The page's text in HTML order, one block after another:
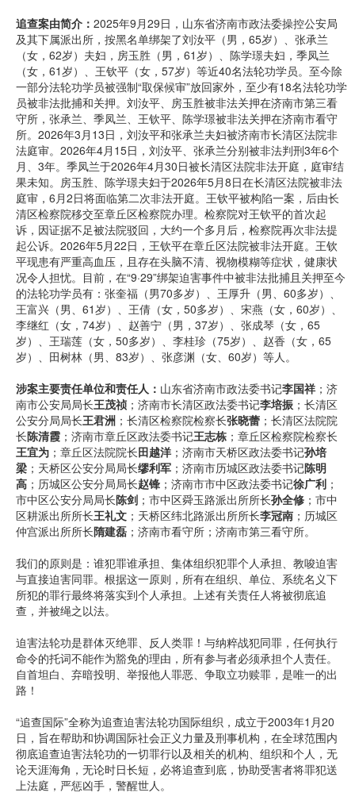
追查案由简介： 2025年9月29日，山东省济南市政法委操控公安局
及其下属派出所，按黑名单绑架了刘汝平（男，65岁）、张承兰
（女，62岁）夫妇，房玉胜（男，61岁）、陈学璟夫妇，季凤兰
（女，61岁）、王钦平（女，57岁）等近40名法轮功学员。至今除
一部分法轮功学员被强制“取保候审”放回家外，至少有18名法轮功学
员被非法批捕和关押。刘汝平、房玉胜被非法关押在济南市第三看
守所，张承兰、季凤兰、王钦平、陈学璟被非法关押在济南市看守
所。2026年3月13日，刘汝平和张承兰夫妇被济南市长清区法院非
法庭审。2026年4月15日，刘汝平、张承兰分别被非法判刑3年6个
月、3年。季凤兰于2026年4月30日被长清区法院非法开庭，庭审结
果未知。房玉胜、陈学璟夫妇于2026年5月8日在长清区法院被非法
庭审，6月2日将面临第二次非法开庭。王钦平被构陷一案，后由长
清区检察院移交至章丘区检察院办理。检察院对王钦平的首次起
诉，因证据不足被法院驳回，大约一个多月后，检察院再次非法提
起公诉。2026年5月22日，王钦平在章丘区法院被非法开庭。王钦
平现患有严重高血压，且存在头脑不清、视物模糊等症状，健康状
况令人担忧。目前，在“9·29”绑架迫害事件中被非法批捕且关押至今
的法轮功学员有：张奎福（男70多岁）、王厚升（男、60多岁）、
王富兴（男、61岁）、王倩（女，50多岁）、宋燕（女，60岁）、
李继红（女，74岁）、赵善宁（男，37岁）、张成琴（女，65
岁）、王瑞莲（女，50多岁）、李桂珍（75岁）、赵香（女，65
岁）、田树林（男、83岁）、张彦渊（女、60岁）等人。
涉案主要责任单位和责任人： 山东省济南市政法委书记李国祥 ；济
南市公安局局长王茂祯 ；济南市长清区政法委书记李培振 ；长清区
公安分局局长王君洲 ；长清区检察院检察长张晓蕾 ；长清区法院院
长陈清霞 ；济南市章丘区政法委书记王志栋 ；章丘区检察院检察长
王宜为 ；章丘区法院院长田越洋 ；济南市天桥区政法委书记孙培
梁 ；天桥区公安分局局长缪利军 ；济南市历城区政法委书记陈明
高 ；历城区公安分局局长赵锋 ；济南市市中区政法委书记徐广利 ；
市中区公安分局局长陈剑 ；市中区舜玉路派出所所长孙全修 ；市中
区耕派出所所长王礼文 ；天桥区纬北路派出所所长李冠南 ；历城区
仲宫派出所所长隋建磊 ；济南市看守所；济南市第三看守所。
我们的原则是：谁犯罪谁承担、集体组织犯罪个人承担、教唆迫害
与直接迫害同罪。根据这一原则，所有在组织、单位、系统名义下
所犯的罪行最终将落实到个人承担。上述有关责任人将被彻底追
查，并被绳之以法。
迫害法轮功是群体灭绝罪、反人类罪！与纳粹战犯同罪，任何执行
命令的托词不能作为豁免的理由，所有参与者必须承担个人责任。
自首坦白、弃暗投明、举报他人罪恶、争取立功赎罪，是唯一的出
路！
“追查国际”全称为追查迫害法轮功国际组织，成立于2003年1月20
日，旨在帮助和协调国际社会正义力量及刑事机构，在全球范围内
彻底追查迫害法轮功的一切罪行以及相关的机构、组织和个人，无
论天涯海角，无论时日长短，必将追查到底，协助受害者将罪犯送
上法庭，严惩凶手，警醒世人。